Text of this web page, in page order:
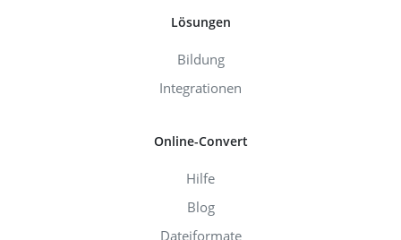
Lösungen
Bildung
Integrationen
Online-Convert
Hilfe
Blog
Dateiformate